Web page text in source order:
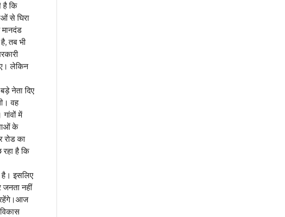
है कि
से घिरा
मानदंड
तब भी
लेकिन
नेता दिए
वह
में
के
रोड का
है कि
इसलिए
जनता नहीं
रहेंगे।आज